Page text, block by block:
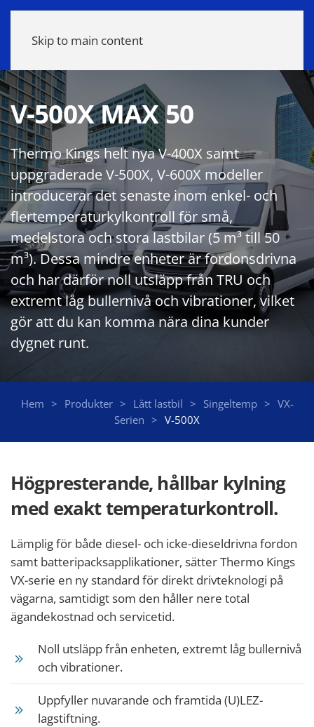
Skip to main content
V-500X MAX 50
Thermo Kings helt nya V-400X samt
uppgraderade V-500X, V-600X modeller
introducerar det senaste inom enkel- och
flertemperaturkylkontroll för små,
medelstora och stora lastbilar (5 m³ till 50
m³). Dessa mindre enheter är fordonsdrivna
och har därför noll utsläpp från TRU och
extremt låg bullernivå och vibrationer, vilket
gör att du kan komma nära dina kunder
dygnet runt.
Hem Produkter Lätt lastbil Singeltemp
VX-
Serien
V-500X
Högpresterande, hållbar kylning
med exakt temperaturkontroll.
Lämplig för både diesel- och icke-dieseldrivna fordon
samt batteripacksapplikationer, sätter Thermo Kings
VX-serie en ny standard för direkt drivteknologi på
vägarna, samtidigt som den håller nere total
ägandekostnad och servicetid.
Noll utsläpp från enheten, extremt låg bullernivå
och vibrationer.
Uppfyller nuvarande och framtida (U)LEZ-
lagstiftning.